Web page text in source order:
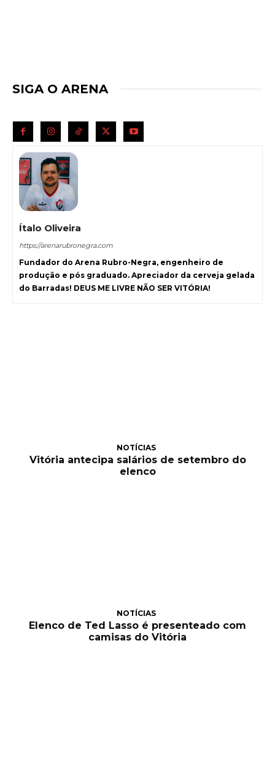
SIGA O ARENA
Ítalo Oliveira
https://arenarubronegra.com
Fundador do Arena Rubro-Negra, engenheiro de
produção e pós graduado. Apreciador da cerveja gelada
do Barradas! DEUS ME LIVRE NÃO SER VITÓRIA!
NOTÍCIAS
Vitória antecipa salários de setembro do
elenco
NOTÍCIAS
Elenco de Ted Lasso é presenteado com
camisas do Vitória